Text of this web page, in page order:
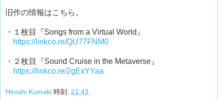
旧作の情報はこちら。
・１枚目『Songs from a Virtual World』
https://linkco.re/QU77FNM0
・２枚目『Sound Cruise in the Metaverse』
https://linkco.re/2gExYYaa
Hiroshi Kumaki 時刻: 21:43